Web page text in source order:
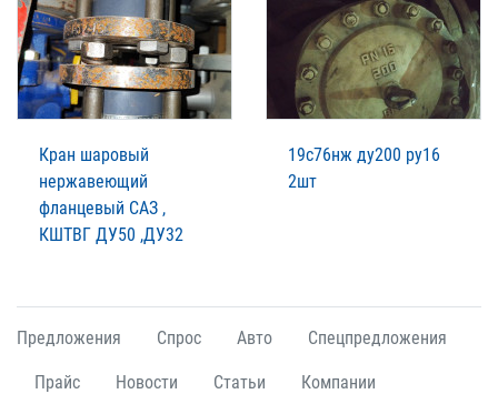
Кран шаровый
нержавеющий
фланцевый САЗ ,
КШТВГ ДУ50 ,ДУ32
19с76нж ду200 ру16
2шт
Предложения Спрос Авто Спецпредложения
Прайс Новости Статьи Компании